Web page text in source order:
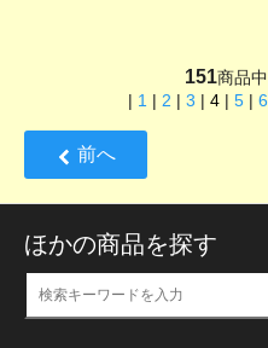
151商品中
| 1 | 2 | 3 | 4 | 5 | 6
前へ
ほかの商品を探す